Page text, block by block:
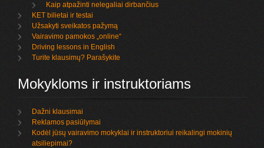
Kaip atpažinti nelegaliai dirbančius
KET bilietai ir testai
Užsakyti sveikatos pažymą
Vairavimo pamokos „online“
Driving lessons in English
Turite klausimų? Parašykite
Mokykloms ir instruktoriams
Dažni klausimai
Reklamos pasiūlymai
Kodėl jūsų vairavimo mokyklai ir instruktoriui reikalingi mokinių
atsiliepimai?